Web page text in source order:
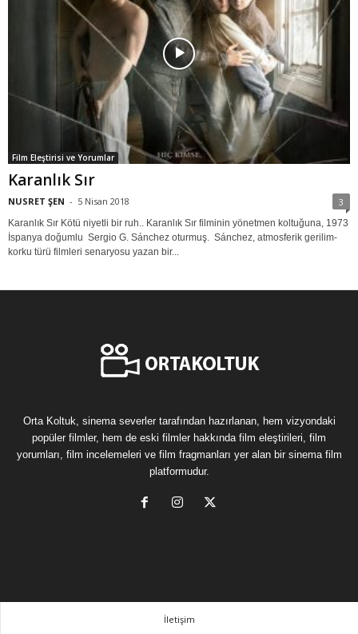
Film Eleştirisi ve Yorumlar
Karanlık Sır
NUSRET ŞEN - 5 Nisan 2018 3
Karanlık Sır Kötü niyetli bir ruh.. Karanlık Sır filminin yönetmen koltuğuna, 1973
İspanya doğumlu Sergio G. Sánchez oturmuş. Sánchez, atmosferik gerilim-
korku türü filmleri senaryosu yazan bir...
Orta Koltuk, sinema severler tarafından hazırlanan, hem vizyondaki
popüler filmler, hem de eski filmler hakkında film eleştirileri, film
yorumları, film incelemeleri ve film fragmanları yer alan bir sinema film
platformudur.
İletişim